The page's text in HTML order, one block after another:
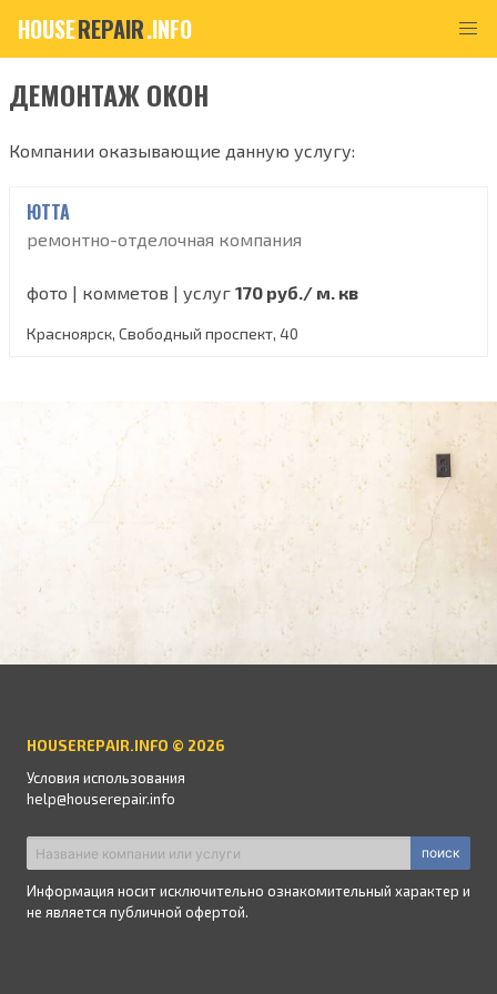
HOUSEREPAIR.INFO
ДЕМОНТАЖ ОКОН
Компании оказывающие данную услугу:
ЮТТА
ремонтно-отделочная компания
фото | комметов | услуг 170 руб./ м. кв
Красноярск, Свободный проспект, 40
HOUSEREPAIR.INFO © 2026
Условия использования
help@houserepair.info
поиск
Информация носит исключительно ознакомительный характер и
не является публичной офертой.